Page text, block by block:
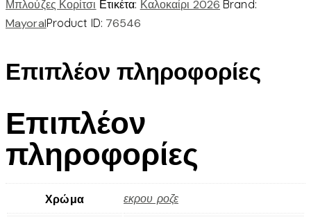
Μπλούζες Κορίτσι Ετικέτα: Καλοκαίρι 2026 Brand:
MayoralProduct ID: 76546
Επιπλέον πληροφορίες
Επιπλέον
πληροφορίες
Χρώμα εκρου ροζε